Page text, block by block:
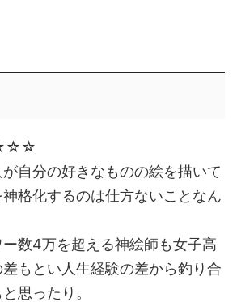
自分の好きなものの絵を描いて
格化するのは仕方ないことなん
数4万を超える神絵師も女子高
もとい人生経験の差から釣り合
思ったり。